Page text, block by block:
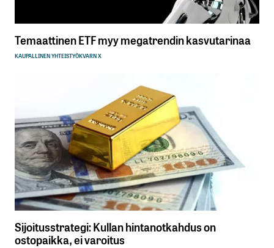
Temaattinen ETF myy megatrendin kasvutarinaa
KAUPALLINEN YHTEISTYÖKVARN X
Sijoitusstrategi: Kullan hintanotkahdus on
ostopaikka, ei varoitus